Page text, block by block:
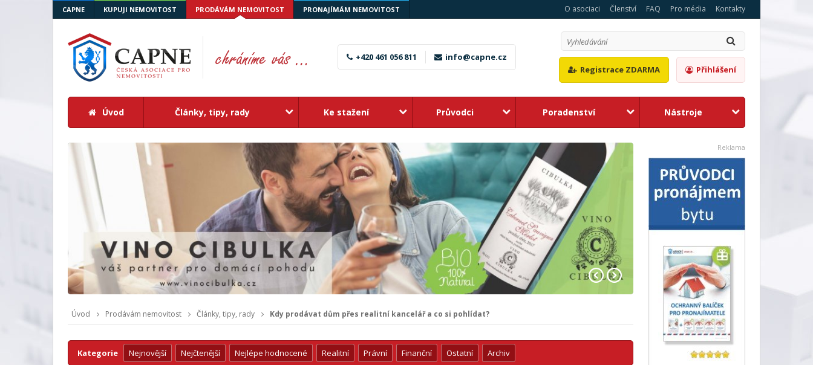
CAPNE KUPUJI NEMOVITOST PRODÁVÁM NEMOVITOST PRONAJÍMÁM NEMOVITOST O asociaci Členství FAQ Pro média Kontakty
+420 461 056 811
info@capne.cz
Registrace ZDARMA
Přihlášení
Úvod Články, tipy, rady Ke stažení Průvodci Poradenství Nástroje
Reklama
1 2
Úvod Prodávám nemovitost Články, tipy, rady Kdy prodávat dům přes realitní kancelář a co si pohlídat?
Kategorie Nejnovější Nejčtenější Nejlépe hodnocené Realitní Právní Finanční Ostatní Archiv